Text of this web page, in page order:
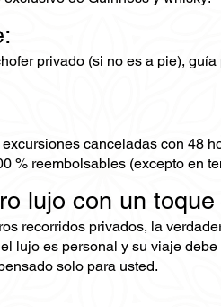
privado (si no es a pie),
canceladas con 48
% reembolsables (excepto en
lujo con un
recorridos privados, la
lujo es personal y su viaje
solo para usted.